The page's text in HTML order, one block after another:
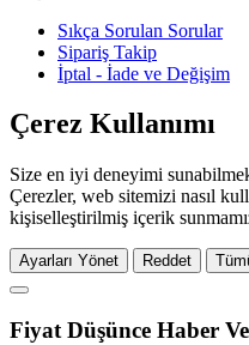
Sıkça Sorulan Sorular
Sipariş Takip
İptal - İade ve Değişim
Çerez Kullanımı
Size en iyi deneyimi
Çerezler, web sitemizi nasıl
kişiselleştirilmiş içerik
Ayarları Yönet Reddet
Fiyat Düşünce Haber